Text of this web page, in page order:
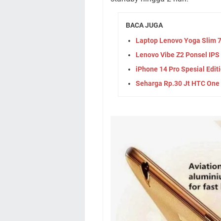
BACA JUGA
Laptop Lenovo Yoga Slim
Lenovo Vibe Z2 Ponsel
iPhone 14 Pro Spesial
Seharga Rp.30 Jt HTC